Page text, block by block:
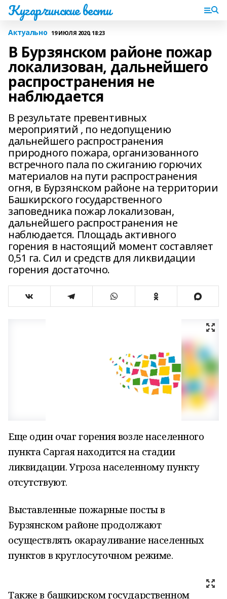
Кугарчинские вести
Актуально 19 ИЮЛЯ 2020, 18:23
В Бурзянском районе пожар
локализован, дальнейшего
распространения не
наблюдается
В результате превентивных
мероприятий , по недопущению
дальнейшего распространения
природного пожара, организованного
встречного пала по сжиганию горючих
материалов на пути распространения
огня, в Бурзянском районе на территории
Башкирского государственного
заповедника пожар локализован,
дальнейшего распространения не
наблюдается. Площадь активного
горения в настоящий момент составляет
0,51 га. Сил и средств для ликвидации
горения достаточно.
Еще один очаг горения возле населенного
пункта Саргая находится на стадии
ликвидации. Угроза населенному пункту
отсутствуют.
Выставленные пожарные посты в
Бурзянском районе продолжают
осуществлять окарауливание населенных
пунктов в круглосуточном режиме.
Также в башкирском государственном